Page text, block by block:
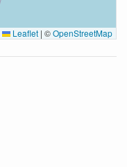
Leaflet | ©OpenStreetMap